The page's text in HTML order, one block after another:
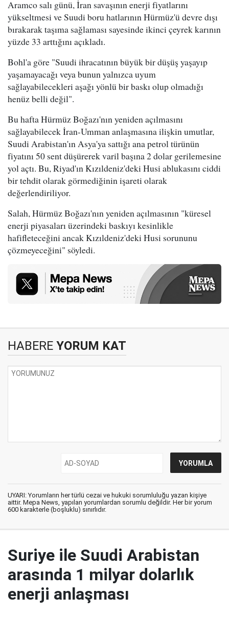
Aramco salı günü, İran savaşının enerji fiyatlarını
yükseltmesi ve Suudi boru hatlarının Hürmüz'ü devre dışı
bırakarak taşıma sağlaması sayesinde ikinci çeyrek karının
yüzde 33 arttığını açıkladı.
Bohl'a göre "Suudi ihracatının büyük bir düşüş yaşayıp
yaşamayacağı veya bunun yalnızca uyum
sağlayabilecekleri aşağı yönlü bir baskı olup olmadığı
henüz belli değil".
Bu hafta Hürmüz Boğazı'nın yeniden açılmasını
sağlayabilecek İran-Umman anlaşmasına ilişkin umutlar,
Suudi Arabistan'ın Asya'ya sattığı ana petrol türünün
fiyatını 50 sent düşürerek varil başına 2 dolar gerilemesine
yol açtı. Bu, Riyad'ın Kızıldeniz'deki Husi ablukasını ciddi
bir tehdit olarak görmediğinin işareti olarak
değerlendiriliyor.
Salah, Hürmüz Boğazı'nın yeniden açılmasının "küresel
enerji piyasaları üzerindeki baskıyı kesinlikle
hafifleteceğini ancak Kızıldeniz'deki Husi sorununu
çözmeyeceğini" söyledi.
HABERE YORUM KAT
UYARI: Yorumların her türlü cezai ve hukuki sorumluluğu yazan kişiye
aittir. Mepa News, yapılan yorumlardan sorumlu değildir. Her bir yorum
600 karakterle (boşluklu) sınırlıdır.
Suriye ile Suudi Arabistan
arasında 1 milyar dolarlık
enerji anlaşması